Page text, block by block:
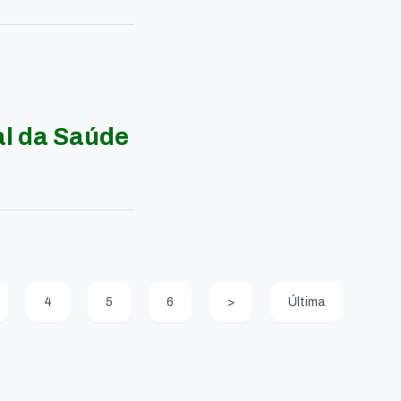
da Saúde
4 5 6 > Última